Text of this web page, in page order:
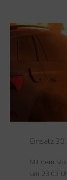
Einsatz
Mit dem
um 23:03